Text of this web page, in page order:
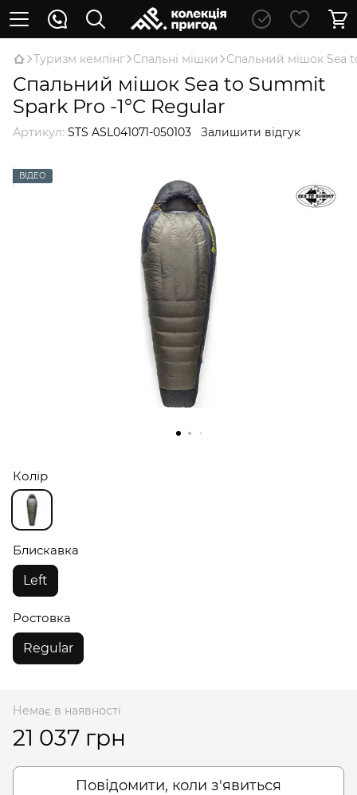
Туризм кемпінг Спальні мішки Спальний мішок Sea
Спальний мішок Sea to Summit
Spark Pro -1°C Regular
Артикул: STS ASL041071-050103 Залишити відгук
ВІДЕО
Колір
Блискавка
Left
Ростовка
Regular
Немає в наявності
21 037 грн
Повідомити, коли з'явиться